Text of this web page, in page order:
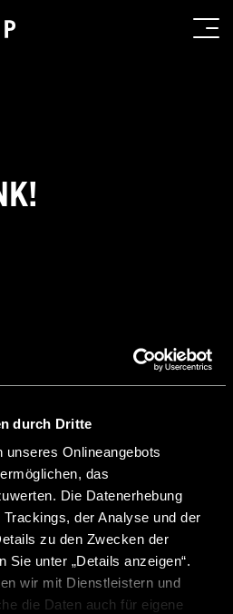
durch Dritte
Onlineangebots
das
Die Datenerhebung
der Analyse und der
zu den Zwecken der
Sie unter „Details anzeigen“.
wir mit Dienstleistern und
die Daten auch für eigene
an CROSSCAMP.
Partner wird sich zeitnah
Termin abzustimmen und
rund um Ihre
zu lassen.
bei Ihrem persönlichen